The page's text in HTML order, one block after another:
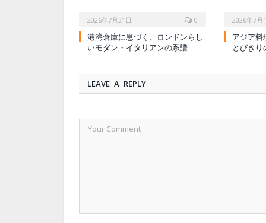
2026年7月31日 0
港湾倉庫に息づく、ロンドンらし
いモダン・イタリアンの系譜
2026年7月
アジア料
とびき
LEAVE A REPLY